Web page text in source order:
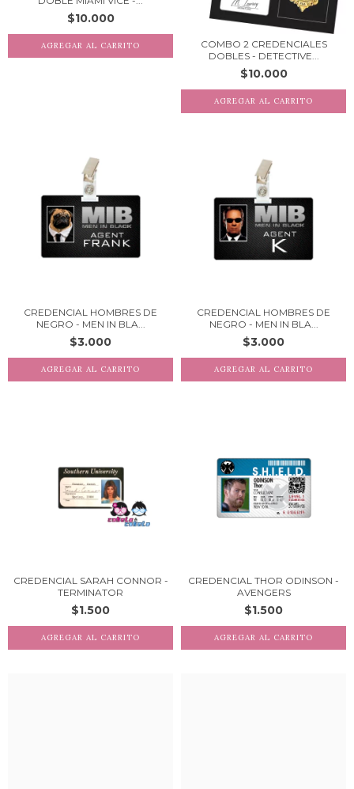
$10.000
COMBO 2 CREDENCIALES
DOBLES - DETECTIVE...
$10.000
CREDENCIAL HOMBRES DE
NEGRO - MEN IN BLA...
$3.000
CREDENCIAL HOMBRES DE
NEGRO - MEN IN BLA...
$3.000
CREDENCIAL SARAH CONNOR -
TERMINATOR
$1.500
CREDENCIAL THOR ODINSON -
AVENGERS
$1.500